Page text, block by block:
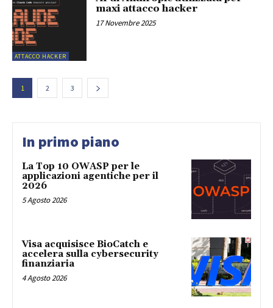
ATTACCO HACKER
maxi attacco hacker
17 Novembre 2025
1 2 3
In primo piano
La Top 10 OWASP per le
applicazioni agentiche per il
2026
5 Agosto 2026
Visa acquisisce BioCatch e
accelera sulla cybersecurity
finanziaria
4 Agosto 2026